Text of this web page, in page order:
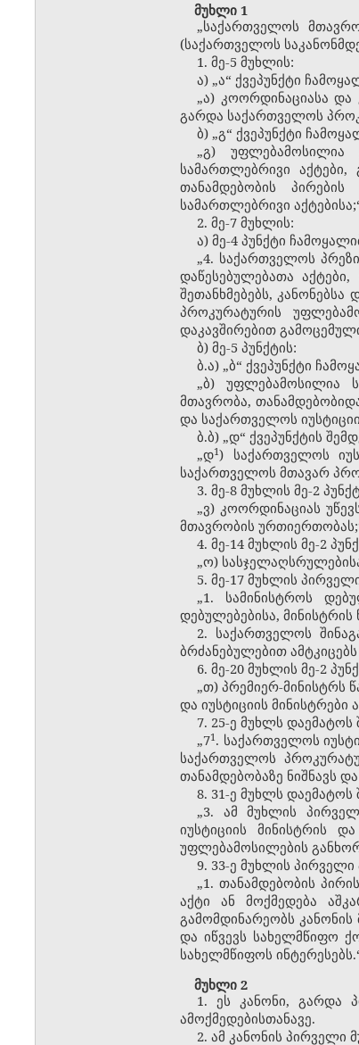
მუხლი 1
„საქართველოს
(საქართველოს
1. მე-5 მუხლის:
ა) „ა“ ქვეპუნქტი
„ა) კოორდინაციასა და
გარდა საქართველოს
ბ) „გ“ ქვეპუნქტი
„გ) უფლებამოსილია
სამართლებრივი
თანამდებობის
სამართლებრივი
2. მე-7 მუხლის:
ა) მე-4 პუნქტი
„4. საქართველოს
დაწესებულებათა
შეთანხმებებს,
პროკურატურის
დაკავშირებით
ბ) მე-5 პუნქტის:
ბ.ა) „ბ“ ქვეპუნქტი
„ბ) უფლებამოსილია
მთავრობა,
და საქართველოს
ბ.ბ) „დ“ ქვეპუნქტის
„დ​1) საქართველოს
საქართველოს მთავარ
3. მე-8 მუხლის მე-2
„ვ) კოორდინაციას
მთავრობის
4. მე-14 მუხლის მე-2
„ო)
5. მე-17 მუხლის
„1. სამინისტროს
დებულებებისა,
2. საქართველოს
ბრძანებულებით
6. მე-20 მუხლის მე-2
„თ) პრემიერ-მინისტრს
და იუსტიციის
7. 25-ე მუხლს დაემატოს
„7​1 . საქართველოს
საქართველოს
თანამდებობაზე ნიშნავს
8. 31-ე მუხლს დაემატოს
„3. ამ მუხლის
იუსტიციის მინისტრის
უფლებამოსილების
9. 33-ე მუხლის
„1. თანამდებობის
აქტი ან მოქმედება
გამომდინარეობს
და იწვევს სახელმწიფო
სახელმწიფოს
მუხლი 2
1. ეს კანონი, გარდა
ამოქმედებისთანავე.
2. ამ კანონის პირველი